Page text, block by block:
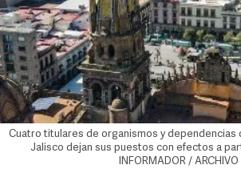
Cuatro titulares de organismos y dependencias
Jalisco dejan sus puestos con efectos a
INFORMADOR / ARCHIVO